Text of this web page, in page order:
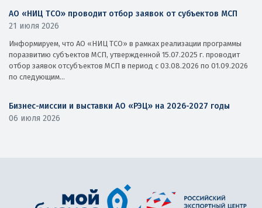
АО «НИЦ ТСО» проводит отбор заявок от субъектов МСП
21 июля 2026
Информируем, что АО «НИЦ ТСО» в рамках реализации программы
поразвитию субъектов МСП, утвержденной 15.07.2025 г. проводит
отбор заявок отсубъектов МСП в период с 03.08.2026 по 01.09.2026
по следующим...
Бизнес-миссии и выставки АО «РЭЦ» на 2026-2027 годы
06 июля 2026